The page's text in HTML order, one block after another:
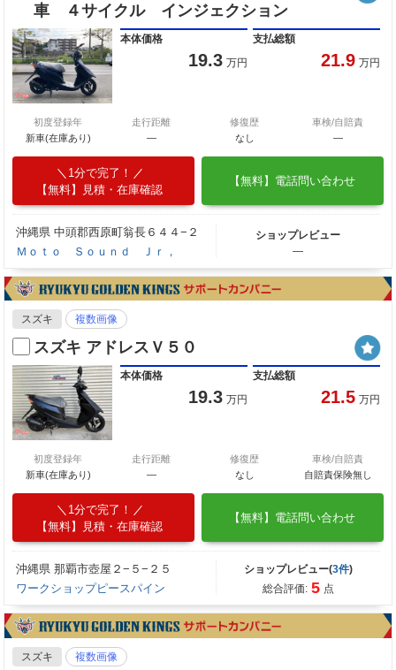
車 ４サイクル インジェクション
本体価格
19.3 万円
支払総額
21.9 万円
初度登録年
新車(在庫あり)
走行距離
―
修復歴
なし
車検/自賠責
―
1分で完了！
【無料】見積・在庫確認
【無料】電話問い合わせ
沖縄県 中頭郡西原町翁長６４４−２
Ｍｏｔｏ Ｓｏｕｎｄ Ｊｒ，
ショップレビュー
―
スズキ 複数画像
スズキ アドレスＶ５０
本体価格
19.3 万円
支払総額
21.5 万円
初度登録年
新車(在庫あり)
走行距離
―
修復歴
なし
車検/自賠責
自賠責保険無し
1分で完了！
【無料】見積・在庫確認
【無料】電話問い合わせ
沖縄県 那覇市壺屋２−５−２５
ワークショップピースパイン
ショップレビュー(3件)
総合評価: 5 点
スズキ 複数画像